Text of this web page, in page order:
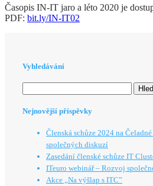
Časopis IN-IT jaro a léto 2020 je
PDF: bit.ly/IN-IT02
Vyhledávání
Nejnovější příspěvky
Členská schůze 2024 na
společných diskuzí
Zasedání členské schůze IT
ITeuro webinář – Rozvoj
Akce „Na výšlap s ITC”